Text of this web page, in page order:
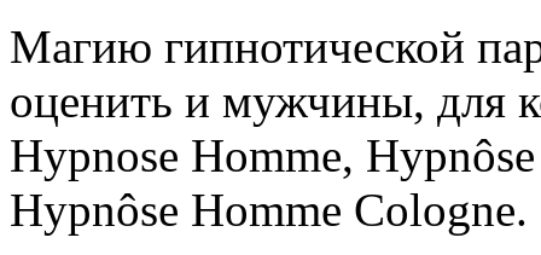
Магию гипнотической
оценить и мужчины, для
Hypnose Homme,
Hypnôse Homme Cologne.